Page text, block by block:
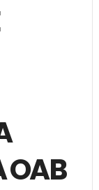
OAB